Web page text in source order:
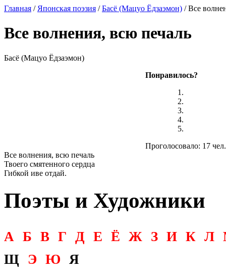
Главная / Японская поэзия /Басё (Мацуо Ёдзаэмон) / Все
Все волнения, всю печаль
Басё (Мацуо Ёдзаэмон)
Понравилось?
Проголосовало: 17 чел.
Все волнения, всю печаль
Твоего смятенного сердца
Гибкой иве отдай.
Поэты и Художники
А Б В Г Д Е Ё Ж З И К Л
Щ
Э Ю Я